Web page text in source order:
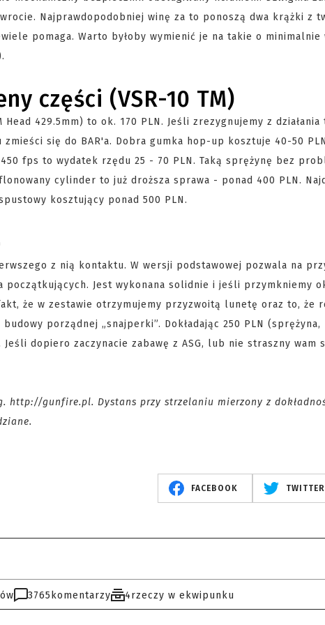
Najprawdopodobniej winę za to ponoszą dwa krążki z
pomaga. Warto byłoby wymienić je na takie o
części (VSR-10 TM)
429.5mm) to ok. 170 PLN. Jeśli zrezygnujemy z
się do BAR'a. Dobra gumka hop-up kosztuje 40-50
450 fps to wydatek rzędu 25 - 70 PLN. Taką sprężynę bez
cylinder to już droższa sprawa - ponad 400 PLN.
kosztujący ponad 500 PLN.
z nią kontaktu. W wersji podstawowej pozwala na
początkujących. Jest wykonana solidnie i jeśli przymkniemy
że w zestawie otrzymujemy przyzwoitą lunetę oraz to, że
porządnej „snajperki”. Dokładając 250 PLN
Jeśli dopiero zaczynacie zabawę z ASG, lub nie straszny
http://gunfire.pl. Dystans przy strzelaniu mierzony z
FACEBOOK TWITTER
3765 komentarzy 4rzeczy w ekwipunku